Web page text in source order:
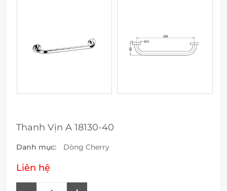
Thanh Vịn A 18130-40
Danh mục: Dòng Cherry
Liên hệ